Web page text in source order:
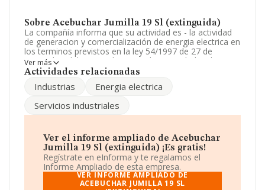
Sobre Acebuchar Jumilla 19 Sl (extinguida)
La compañía informa que su actividad es - la actividad
de generacion y comercialización de energia electrica en
los terminos previstos en la ley 54/1997 de 27 de
noviembre del sector electrico. - las actividades de
transporte y distribución de energia electric. La empresa
referencia CNAE corresponde a 'Transporte de energía
actividad en mercados exteriores.
(extinguida), NIF B13466040, tiene su domicilio social
establecido en Calle Juan Ii núm. 7 Plt 2, (13001), en el
municipio de Ciudad Real, Castilla-la Mancha.
En relación con el sector y disponiendo de los datos de
hasta 46.044 empresas, a nivel nacional la facturación
Ver más
Actividades relacionadas
Industrias
Energia electrica
Servicios industriales
Ver el informe ampliado de Acebuchar
Jumilla 19 Sl (extinguida) ¡Es gratis!
Regístrate en eInforma y te regalamos el
Informe Ampliado de esta empresa.
VER INFORME AMPLIADO DE
ACEBUCHAR JUMILLA 19 SL